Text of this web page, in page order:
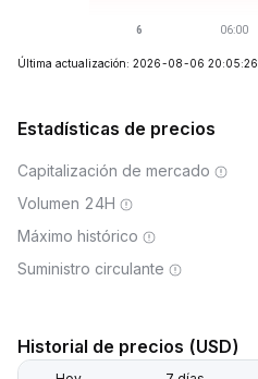
Última actualización: 2026-08-06 20:05:26
Estadísticas de precios
Capitalización de mercado
Volumen 24H
Máximo histórico
Suministro circulante
Historial de precios (USD)